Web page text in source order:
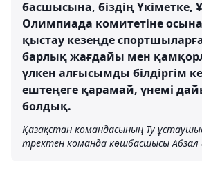
басшысына, біздің Үкіметке,
Олимпиада комитетіне
қыстау кезеңде
барлық жағдайы мен
үлкен алғысымды білдіргім
ештеңеге қарамай, үнемі
болдық.
Қазақстан командасының Ту
тректен команда көшбасшысы Абзал